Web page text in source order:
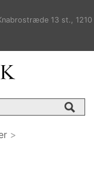
13 st., 1210
>